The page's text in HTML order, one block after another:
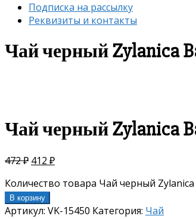
Подписка на рассылку
Реквизиты и контакты
Чай черный Zylanica
Чай черный Zylanica
472₽ 412 ₽
Количество товара Чай черный
В корзину
Артикул: VK-15450 Категория: Чай